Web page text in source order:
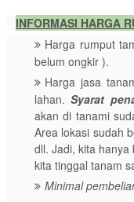
INFORMASI HARGA
Harga rumput
belum ongkir ).
Harga jasa
lahan.Syarat
akan di tanami
Area lokasi sudah
dll. Jadi, kita
kita tinggal tanam
Minimal